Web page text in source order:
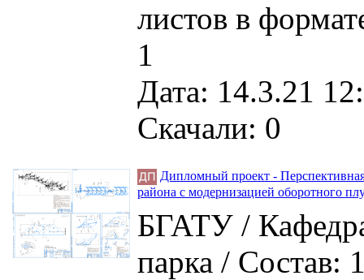
листов в
1
Дата: 14.3.21
Скачали: 0
Дипломный проект -
района с модернизацией оборотного
БГАТУ /
парка / Состав: